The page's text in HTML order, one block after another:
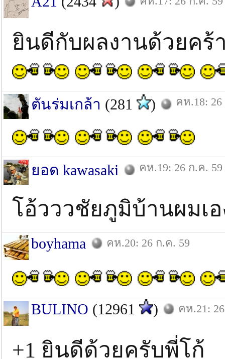
ยินดีกับผลงานด้วยคร้
ตันร่มเกล้า (281 ) คห.18:
ยอด kawasaki คห.19: 26 ก.ค. 59
โอ้วววชัยภูมิบ้านผมเ
boyhama คห.20: 26 ก.ค. 59
BULINO (12961 ) คห.21:
+1 ยินดีด้วยครับพี่โก้